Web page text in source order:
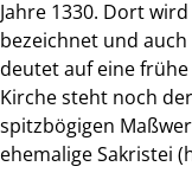
Jahre 1330. Dort
bezeichnet und auch
deutet auf eine
Kirche steht noch
spitzbögigen
ehemaligeSakristei